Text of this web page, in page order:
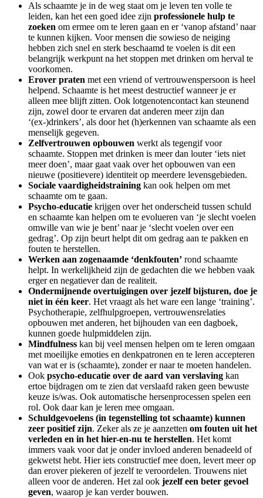
Als schaamte je in de weg staat om je leven ten volle te
leiden, kan het een goed idee zijn professionele hulp te
zoeken om ermee om te leren gaan en er ‘vanop afstand’ naar
te kunnen kijken. Voor mensen die sowieso de neiging
hebben zich snel en sterk beschaamd te voelen is dit een
belangrijk werkpunt na het stoppen met drinken om herval te
voorkomen.
Erover praten met een vriend of vertrouwenspersoon is heel
helpend. Schaamte is het meest destructief wanneer je er
alleen mee blijft zitten. Ook lotgenotencontact kan steunend
zijn, zowel door te ervaren dat anderen meer zijn dan
‘(ex-)drinkers’, als door het (h)erkennen van schaamte als een
menselijk gegeven.
Zelfvertrouwen opbouwen werkt als tegengif voor
schaamte. Stoppen met drinken is meer dan louter ‘iets niet
meer doen’, maar gaat vaak over het opbouwen van een
nieuwe (positievere) identiteit op meerdere levensgebieden.
Sociale vaardigheidstraining kan ook helpen om met
schaamte om te gaan.
Psycho-educatie krijgen over het onderscheid tussen schuld
en schaamte kan helpen om te evolueren van ‘je slecht voelen
omwille van wie je bent’ naar je ‘slecht voelen over een
gedrag’. Op zijn beurt helpt dit om gedrag aan te pakken en
fouten te herstellen.
Werken aan zogenaamde ‘denkfouten’ rond schaamte
helpt. In werkelijkheid zijn de gedachten die we hebben vaak
erger en negatiever dan de realiteit.
Ondermijnende overtuigingen over jezelf bijsturen, doe je
niet in één keer. Het vraagt als het ware een lange ‘training’.
Psychotherapie, zelfhulpgroepen, vertrouwensrelaties
opbouwen met anderen, het bijhouden van een dagboek,
kunnen goede hulpmiddelen zijn.
Mindfulness kan bij veel mensen helpen om te leren omgaan
met moeilijke emoties en denkpatronen en te leren accepteren
van wat er is (schaamte), zonder er naar te moeten handelen.
Ook psycho-educatie over de aard van verslaving kan
ertoe bijdragen om te zien dat verslaafd raken geen bewuste
keuze is/was. Ook automatische hersenprocessen spelen een
rol. Ook daar kan je leren mee omgaan.
Schuldgevoelens (in tegenstelling tot schaamte) kunnen
zeer positief zijn. Zeker als ze je aanzetten om fouten uit het
verleden en in het hier-en-nu te herstellen. Het komt
immers vaak voor dat je onder invloed anderen benadeeld of
gekwetst hebt. Hier iets constructief mee doen, levert meer op
dan erover piekeren of jezelf te veroordelen. Trouwens niet
alleen voor de anderen. Het zal ook jezelf een beter gevoel
geven, waarop je kan verder bouwen.